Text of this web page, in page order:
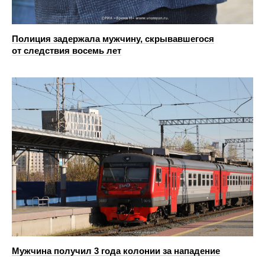
Полиция задержала мужчину, скрывавшегося
от следствия восемь лет
Мужчина получил 3 года колонии за нападение